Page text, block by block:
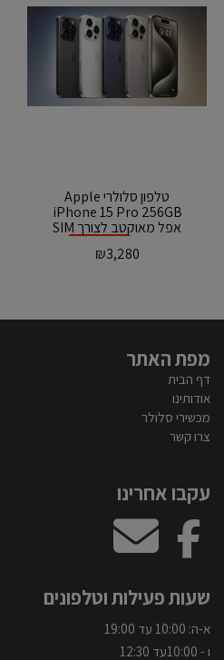
טלפון סלולרי Apple
iPhone 15 Pro 256GB
אפל מאוקטב לצורך SIM
₪3,280
מפת האתר
דף הבית
אודותינו
מכשירי סלולר
צרו קשר
עקבו אחרינו
שעות פעילות וטלפונים
א-ה: 10:00 עד 19:00
ו - 10:00עד 12:30